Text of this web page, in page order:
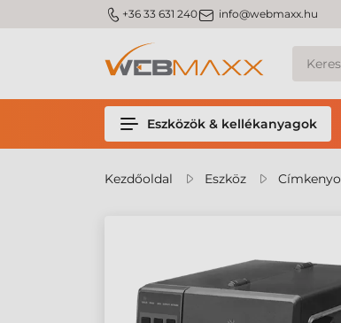
m_phone +36 33 631 240m_email info@webmaxx.hu
Eszközök & kellékanyagok
Kezdőoldal Eszköz